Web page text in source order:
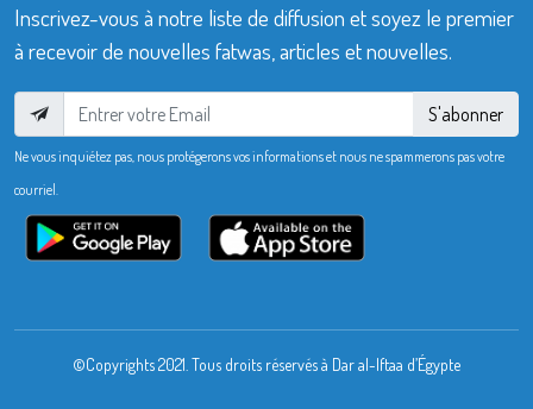
Inscrivez-vous à notre liste de diffusion et soyez le premier
à recevoir de nouvelles fatwas, articles et nouvelles.
S'abonner
Ne vous inquiétez pas, nous protégerons vos informations et nous ne spammerons pas votre
courriel.
©Copyrights 2021. Tous droits réservés à Dar al-Iftaa d’Égypte